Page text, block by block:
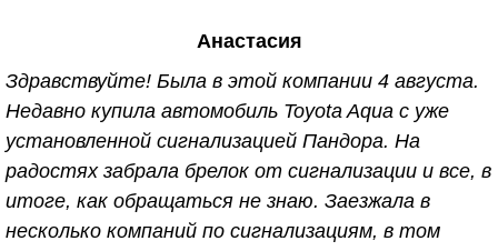
Здесь много уточняют какая сигнализация, какая
машина, а потом начинают критиковать, мол к
клиентам на дорогих машинах отношение особое,
так вот; исходя из этого умолчу о данных
характеристиках. Вернёмся к основной теме. На
первой машине сигнализацию установили 7 лет
назад, за всё это время не разу не подводила.
Анастасия
Здравствуйте! Была в этой компании 4 августа.
Недавно купила автомобиль Toyota Aqua с уже
установленной сигнализацией Пандора. На
радостях забрала брелок от сигнализации и все, в
итоге, как обращаться не знаю. Заезжала в
несколько компаний по сигнализациям, в том